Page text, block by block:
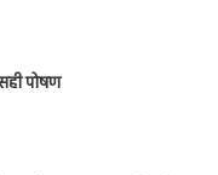
पोषण